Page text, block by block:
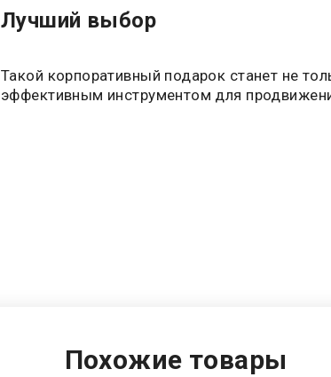
Лучший выбор
Такой корпоративный подарок станет не
эффективным инструментом для
Похожие товары